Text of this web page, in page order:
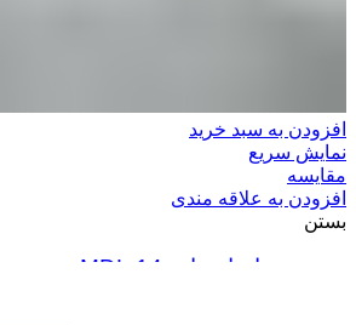
افزودن به سبد خرید
نمایش سریع
مقایسه
افزودن به علاقه مندی
بستن
سوزن تمام اتومات 14 MDL